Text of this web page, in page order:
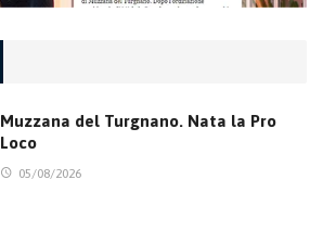
Muzzana del Turgnano. Nata la Pro
Loco
05/08/2026